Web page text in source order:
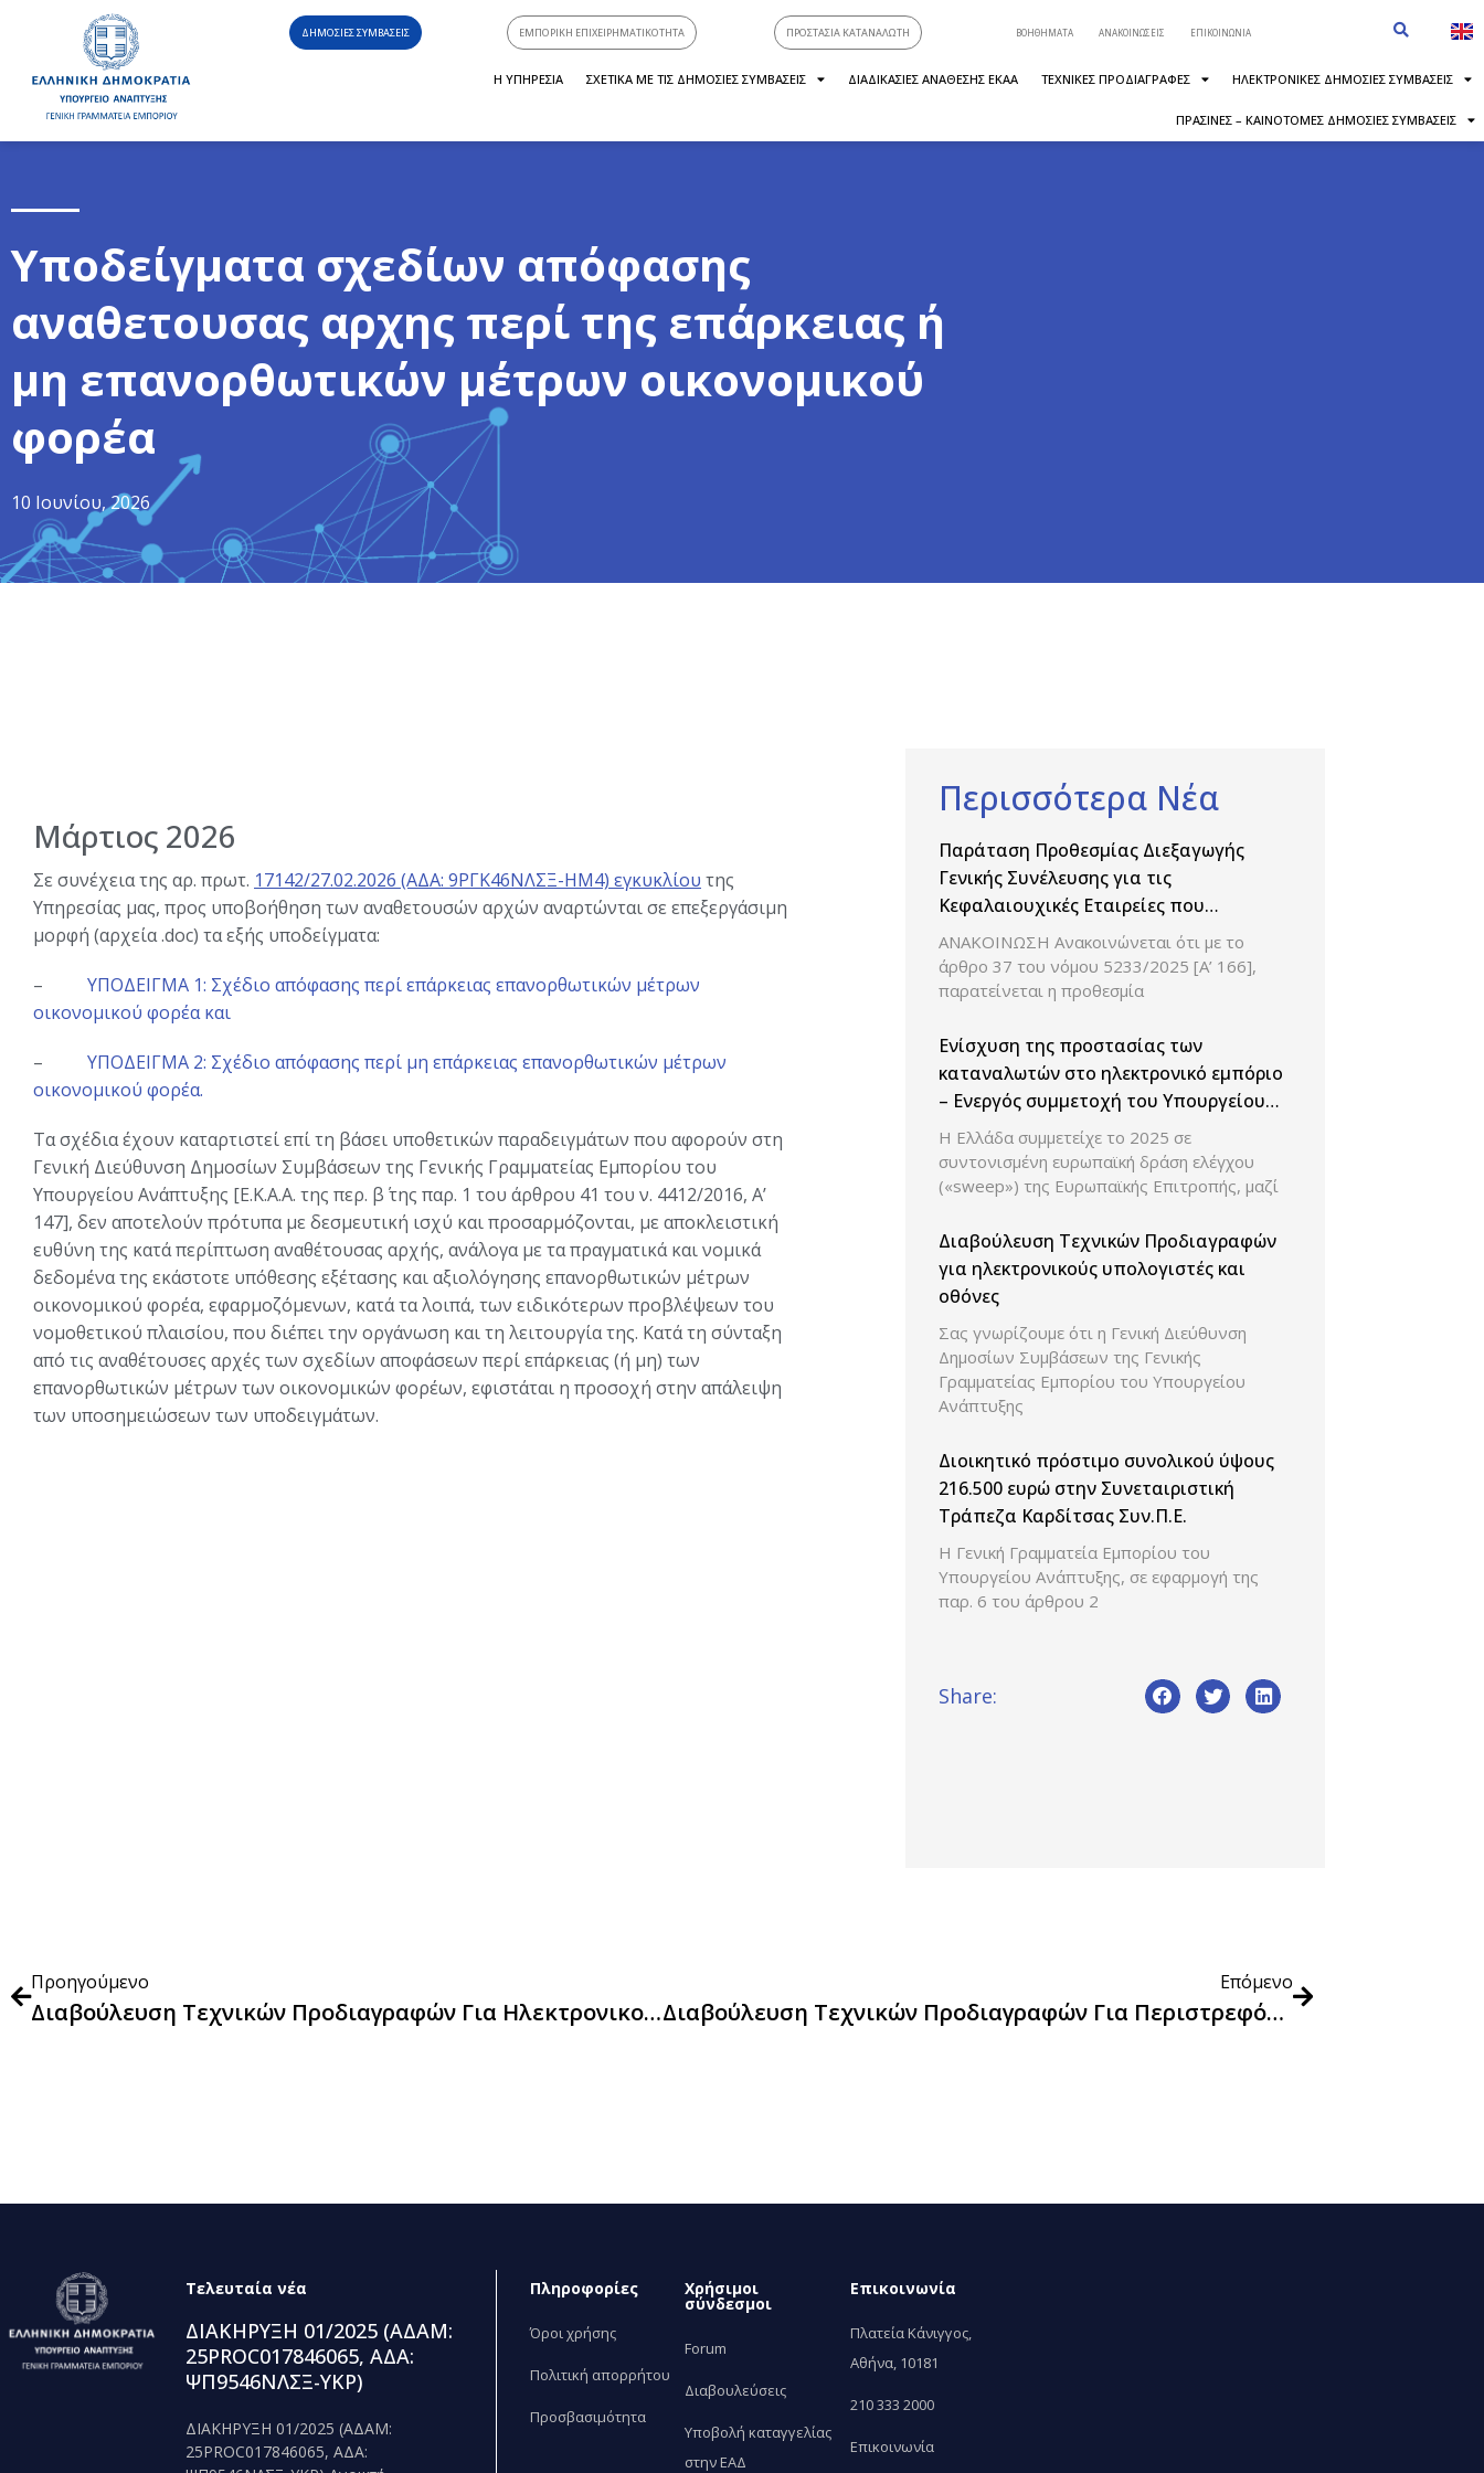
ΔΗΜΟΣΙΕΣ ΣΥΜΒΑΣΕΙΣ ΕΜΠΟΡΙΚΗ ΕΠΙΧΕΙΡΗΜΑΤΙΚΟΤΗΤΑ ΠΡΟΣΤΑΣΙΑ ΚΑΤΑΝΑΛΩΤΗ ΒΟΗΘΗΜΑΤΑ ΑΝΑΚΟΙΝΩΣΕΙΣ ΕΠΙΚΟΙΝΩΝΙΑ
Η ΥΠΗΡΕΣΙΑ ΣΧΕΤΙΚΑ ΜΕ ΤΙΣ ΔΗΜΟΣΙΕΣ ΣΥΜΒΑΣΕΙΣ ΔΙΑΔΙΚΑΣΙΕΣ ΑΝΑΘΕΣΗΣ ΕΚΑΑ ΤΕΧΝΙΚΕΣ ΠΡΟΔΙΑΓΡΑΦΕΣ ΗΛΕΚΤΡΟΝΙΚΕΣ ΔΗΜΟΣΙΕΣ ΣΥΜΒΑΣΕΙΣ
ΠΡΑΣΙΝΕΣ – ΚΑΙΝΟΤΟΜΕΣ ΔΗΜΟΣΙΕΣ ΣΥΜΒΑΣΕΙΣ
Υποδείγματα σχεδίων απόφασης
αναθετουσας αρχης περί της επάρκειας ή
μη επανορθωτικών μέτρων οικονομικού
φορέα
10 Ιουνίου, 2026
Μάρτιος 2026
Σε συνέχεια της αρ. πρωτ. 17142/27.02.2026 (ΑΔΑ: 9ΡΓΚ46ΝΛΣΞ-ΗΜ4) εγκυκλίου της
Υπηρεσίας μας, προς υποβοήθηση των αναθετουσών αρχών αναρτώνται σε επεξεργάσιμη
μορφή (αρχεία .doc) τα εξής υποδείγματα:
–
ΥΠΟΔΕΙΓΜΑ 1: Σχέδιο απόφασης περί επάρκειας επανορθωτικών μέτρων
οικονομικού φορέα και
– ΥΠΟΔΕΙΓΜΑ 2: Σχέδιο απόφασης περί μη επάρκειας επανορθωτικών μέτρων
οικονομικού φορέα.
Τα σχέδια έχουν καταρτιστεί επί τη βάσει υποθετικών παραδειγμάτων που αφορούν στη
Γενική Διεύθυνση Δημοσίων Συμβάσεων της Γενικής Γραμματείας Εμπορίου του
Υπουργείου Ανάπτυξης [Ε.Κ.Α.Α. της περ. β΄ της παρ. 1 του άρθρου 41 του ν. 4412/2016, Α’
147], δεν αποτελούν πρότυπα με δεσμευτική ισχύ και προσαρμόζονται, με αποκλειστική
ευθύνη της κατά περίπτωση αναθέτουσας αρχής, ανάλογα με τα πραγματικά και νομικά
δεδομένα της εκάστοτε υπόθεσης εξέτασης και αξιολόγησης επανορθωτικών μέτρων
οικονομικού φορέα, εφαρμοζόμενων, κατά τα λοιπά, των ειδικότερων προβλέψεων του
νομοθετικού πλαισίου, που διέπει την οργάνωση και τη λειτουργία της. Κατά τη σύνταξη
από τις αναθέτουσες αρχές των σχεδίων αποφάσεων περί επάρκειας (ή μη) των
επανορθωτικών μέτρων των οικονομικών φορέων, εφιστάται η προσοχή στην απάλειψη
των υποσημειώσεων των υποδειγμάτων.
Περισσότερα Νέα
Παράταση Προθεσμίας Διεξαγωγής
Γενικής Συνέλευσης για τις
Κεφαλαιουχικές Εταιρείες που
δραστηριοποιούνται στον κλάδο της
Βιομηχανίας Παραγωγής και Εμπορίας
Φαρμάκων
ΑΝΑΚΟΙΝΩΣΗ Ανακοινώνεται ότι με το
άρθρο 37 του νόμου 5233/2025 [Α’ 166],
παρατείνεται η προθεσμία
Ενίσχυση της προστασίας των
καταναλωτών στο ηλεκτρονικό εμπόριο
– Ενεργός συμμετοχή του Υπουργείου
Ανάπτυξης σε ευρωπαϊκή δράση
ελέγχου παρουσίασης των τιμών και
των εκπτώσεων.
Η Ελλάδα συμμετείχε το 2025 σε
συντονισμένη ευρωπαϊκή δράση ελέγχου
(«sweep») της Ευρωπαϊκής Επιτροπής, μαζί
Διαβούλευση Τεχνικών Προδιαγραφών
για ηλεκτρονικούς υπολογιστές και
οθόνες
Σας γνωρίζουμε ότι η Γενική Διεύθυνση
Δημοσίων Συμβάσεων της Γενικής
Γραμματείας Εμπορίου του Υπουργείου
Ανάπτυξης
Διοικητικό πρόστιμο συνολικού ύψους
216.500 ευρώ στην Συνεταιριστική
Τράπεζα Καρδίτσας Συν.Π.Ε.
Η Γενική Γραμματεία Εμπορίου του
Υπουργείου Ανάπτυξης, σε εφαρμογή της
παρ. 6 του άρθρου 2
Share:
Προηγούμενο
Διαβούλευση Τεχνικών Προδιαγραφών Για Ηλεκτρονικούς Υπολογιστές Και Οθόνες
Επόμενο
Διαβούλευση Τεχνικών Προδιαγραφών Για Περιστρεφόμενα Καθίσματα Εργασίας Και Καθίσματα Συνεργασίας
Τελευταία νέα
ΔΙΑΚΗΡΥΞΗ 01/2025 (ΑΔΑΜ:
25PROC017846065, ΑΔΑ:
ΨΠ9546ΝΛΣΞ-ΥΚΡ)
ΔΙΑΚΗΡΥΞΗ 01/2025 (ΑΔΑΜ:
25PROC017846065, ΑΔΑ:
Πληροφορίες
Όροι χρήσης
Πολιτική απορρήτου
Προσβασιμότητα
Χρήσιμοι
σύνδεσμοι
Forum
Διαβουλεύσεις
Υποβολή καταγγελίας
στην ΕΑΔ
Επικοινωνία
Πλατεία Κάνιγγος,
Αθήνα, 10181
210 333 2000
Επικοινωνία